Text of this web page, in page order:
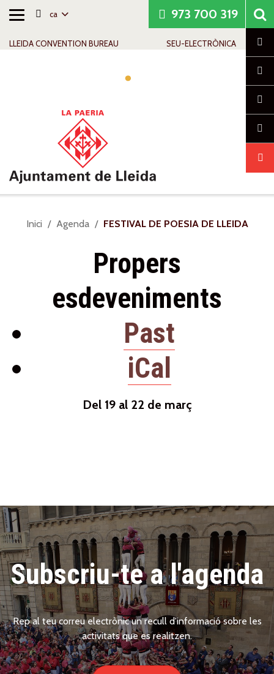
Alternar
ca
LLEIDA CONVENTION BUREAU SEU-ELECTRÒNICA
973 700 319
Sou
Inici Agenda FESTIVAL DE POESIA DE LLEIDA
Propers
esdeveniments
Past
iCal
Del 19 al 22 de març
Subscriu-te a l'agenda
Rep al teu correu electrònic un recull d'informació sobre les
activitats que es realitzen.